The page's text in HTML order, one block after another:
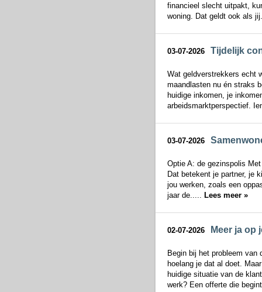
financieel slecht uitpakt,
woning. Dat geldt ook als
03-07-2026 Tijdelijk
Wat geldverstrekkers echt
maandlasten nu én straks
huidige inkomen, je
arbeidsmarktperspectief.
03-07-2026
Optie A: de gezinspolis
Dat betekent je partner, je
jou werken, zoals een
jaar de..... Lees meer »
02-07-2026 Meer ja op
Begin bij het probleem van
hoelang je dat al doet.
huidige situatie van de
werk? Een offerte die